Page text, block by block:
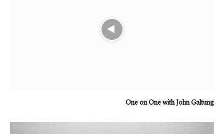
One on One with John Galtung